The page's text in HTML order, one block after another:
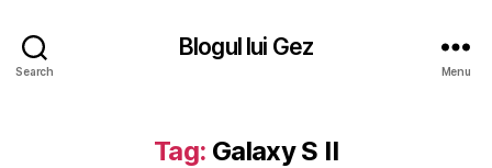
Search
Blogul lui Gez
Menu
Tag: Galaxy S II